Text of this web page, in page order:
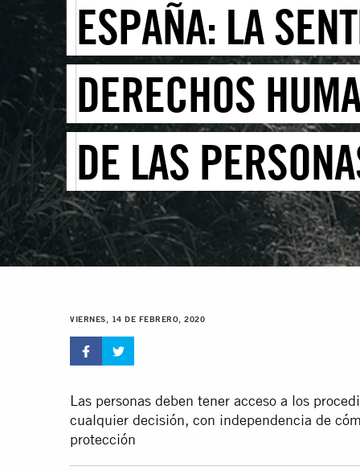
ESPAÑA: LA
DERECHOS
DE LAS
VIERNES, 14 DE FEBRERO, 2020
Las personas deben tener acceso a los
cualquier decisión, con independencia de
protección